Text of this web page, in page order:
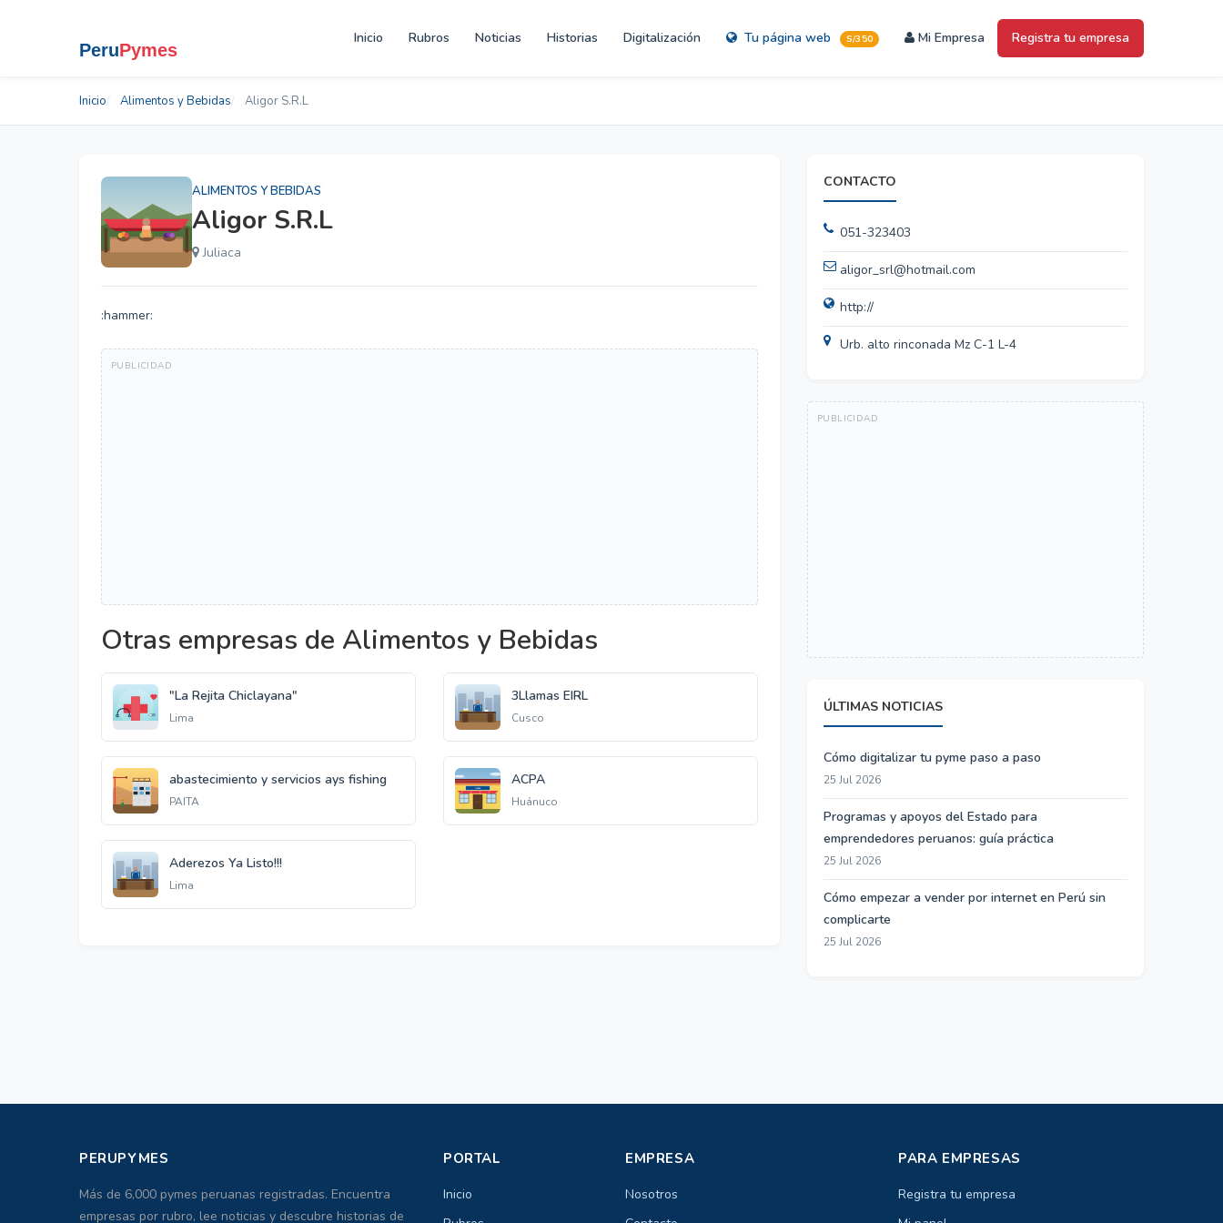
Inicio Rubros Noticias Historias Digitalización Tu página web S/350 Mi Empresa Registra tu empresa
Inicio Alimentos y Bebidas Aligor S.R.L
ALIMENTOS Y BEBIDAS
Aligor S.R.L
Juliaca
:hammer:
Otras empresas de Alimentos y Bebidas
"La Rejita Chiclayana"
Lima
3Llamas EIRL
Cusco
abastecimiento y servicios ays fishing
PAITA
ACPA
Huánuco
Aderezos Ya Listo!!!
Lima
CONTACTO
051-323403
aligor_srl@hotmail.com
http://
Urb. alto rinconada Mz C-1 L-4
ÚLTIMAS NOTICIAS
Cómo digitalizar tu pyme paso a paso
25 Jul 2026
Programas y apoyos del Estado para
emprendedores peruanos: guía práctica
25 Jul 2026
Cómo empezar a vender por internet en Perú sin
complicarte
25 Jul 2026
PERUPYMES
Más de 6,000 pymes peruanas registradas. Encuentra
empresas por rubro, lee noticias y descubre historias de
PORTAL
Inicio
EMPRESA
Nosotros
PARA EMPRESAS
Registra tu empresa